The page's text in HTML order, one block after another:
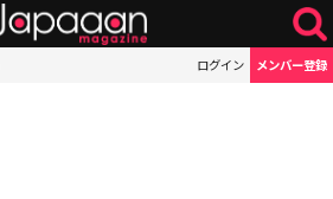
ログイン メンバー登録